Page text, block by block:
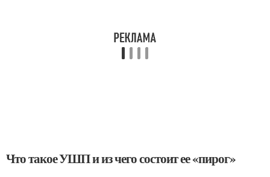
Что такое УШП и из чего состоит ее «пирог»